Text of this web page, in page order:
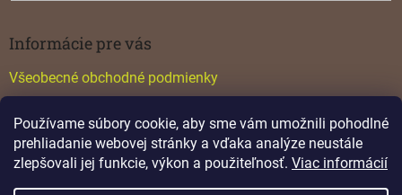
Používame súbory cookie, aby sme vám umožnili pohodlné
prehliadanie webovej stránky a vďaka analýze neustále
zlepšovali jej funkcie, výkon a použiteľnosť. Viac informácií
Informácie pre vás
Všeobecné obchodné podmienky
Katalógy